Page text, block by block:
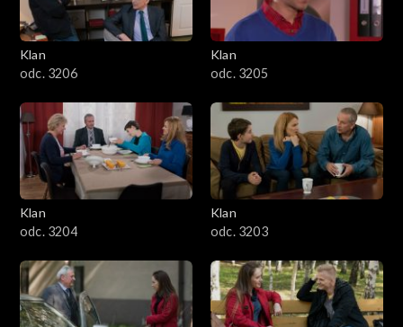
Klan
odc. 3206
Klan
odc. 3205
Klan
odc. 3204
Klan
odc. 3203